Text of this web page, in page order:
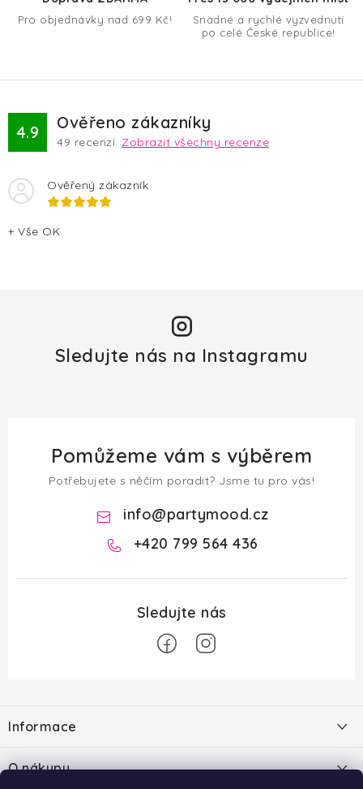
v
p
u
Pro objednávky nad 699 Kč!
Snadné a rychlé vyzvednutí
po celé České republice!
4.9 Ověřeno zákazníky
49 recenzí. Zobrazit všechny recenze
Ověřený zákazník
+ Vše OK
Sledujte nás na Instagramu
Pomůžeme vám s výběrem
Potřebujete s něčím poradit? Jsme tu pro vás!
info@partymood.cz
+420 799 564 436
p
a
t
Informace
O nákupu